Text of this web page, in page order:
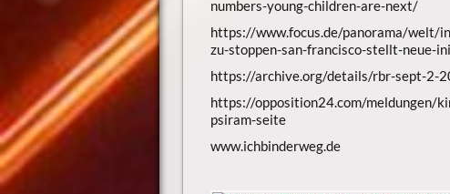
numbers-young-children-are-next/
https://www.focus.de/panorama/welt/
zu-stoppen-san-francisco-stellt-neue-
https://archive.org/details/rbr-sept-2-
https://opposition24.com/meldungen/
psiram-seite
www.ichbinderweg.de